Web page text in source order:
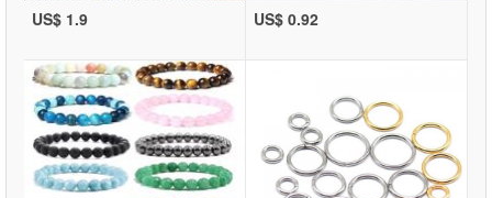
US$ 1.9 US$ 0.92